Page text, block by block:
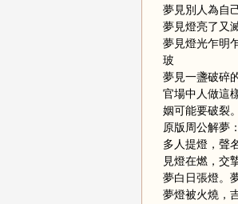
夢見別人為自
夢見燈亮了又
夢見燈光乍明
玻
夢見一盞破碎
官場中人做這
姻可能要破裂。
原版周公解夢：
多人提燈，聲
見燈在燃，交
夢白日張燈。
夢燈被火燒，